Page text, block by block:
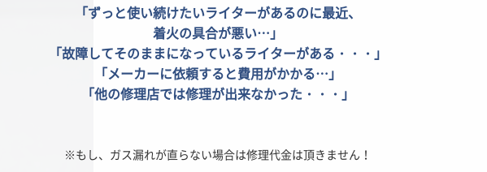
「ずっと使い続けたいライターがあるのに最近、
着火の具合が悪い…」
「故障してそのままになっているライターがある・・・」
「メーカーに依頼すると費用がかかる…」
「他の修理店では修理が出来なかった・・・」
※もし、ガス漏れが直らない場合は修理代金は頂きません！